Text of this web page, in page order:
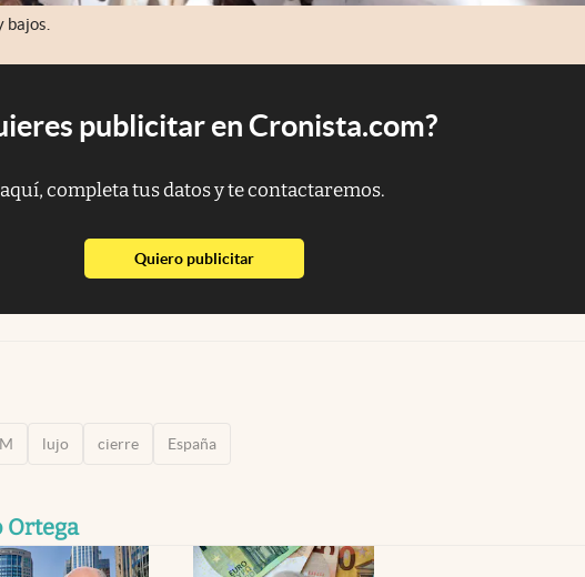
publicitar en Cronista.com?
completa tus datos y te contactaremos.
Quiero publicitarabre en nueva pestaña
lujo cierre España
Ortega